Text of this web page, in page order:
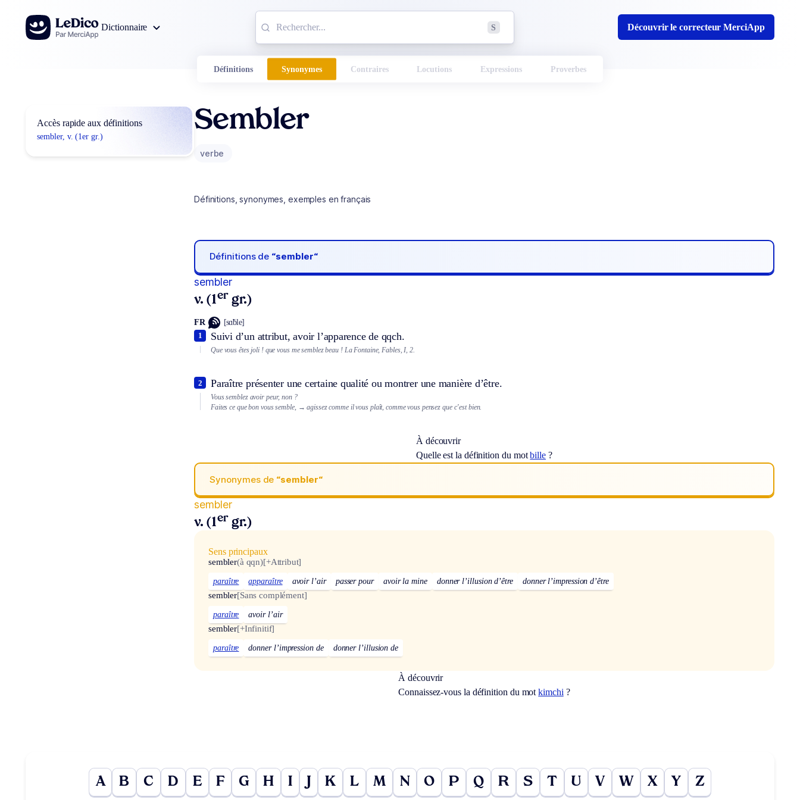
Aller au contenu
Dictionnaire
S Découvrir le correcteur MerciApp
Définitions Synonymes Contraires Locutions Expressions Proverbes
Accès rapide aux définitions
sembler, v. (1er gr.)
Sembler
verbe
Définitions, synonymes, exemples en français
Définitions de “sembler“
sembler
v. (1er gr.)
FR [sɑ̃ble]
Suivi d’un attribut, avoir l’apparence de qqch.
1
Que vous êtes joli ! que vous me semblez beau ! La Fontaine, Fables, I, 2.
Paraître présenter une certaine qualité ou montrer une manière d’être.
2
Vous semblez avoir peur, non ?
Faites ce que bon vous semble, → agissez comme il vous plaît, comme vous pensez que c’est bien.
À découvrir
Quelle est la définition du motbille?
Synonymes de “sembler“
sembler
v. (1er gr.)
Sens principaux
sembler(à qqn)[+Attribut]
paraître apparaître avoir l’air passer pour avoir la mine donner l’illusion d’être donner l’impression d’être
sembler[Sans complément]
paraître avoir l’air
sembler[+Infinitif]
paraître donner l’impression de donner l’illusion de
À découvrir
Connaissez-vous la définition du motkimchi ?
A B C D E F G H I K L M N O P Q R S T U V W X Y Z